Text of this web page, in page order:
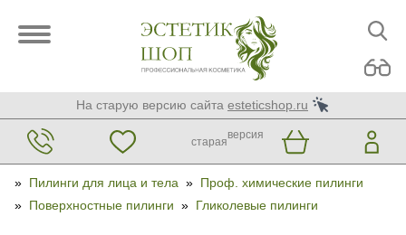
На старую версию сайта esteticshop.ru
старая
версия
» Пилинги для лица и тела » Проф. химические пилинги
» Поверхностные пилинги » Гликолевые пилинги